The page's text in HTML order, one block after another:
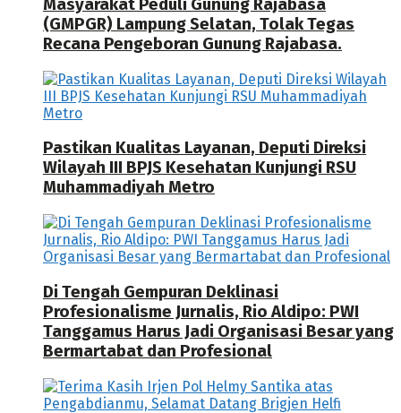
Masyarakat Peduli Gunung Rajabasa
(GMPGR) Lampung Selatan, Tolak Tegas
Recana Pengeboran Gunung Rajabasa.
Pastikan Kualitas Layanan, Deputi Direksi
Wilayah III BPJS Kesehatan Kunjungi RSU
Muhammadiyah Metro
Di Tengah Gempuran Deklinasi
Profesionalisme Jurnalis, Rio Aldipo: PWI
Tanggamus Harus Jadi Organisasi Besar yang
Bermartabat dan Profesional